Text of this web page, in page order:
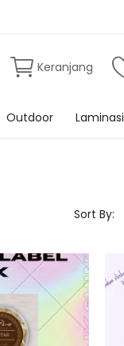
Keranjang
Outdoor Laminasi
Sort By: